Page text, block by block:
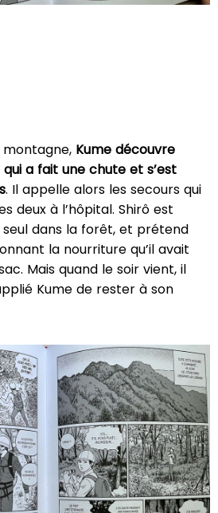
Kume découvre
a fait une chute et s’est
. Il appelle alors les secours qui
deux à l’hôpital. Shirô est
dans la forêt, et prétend
la nourriture qu’il avait
Mais quand le soir vient, il
Kume de rester à son